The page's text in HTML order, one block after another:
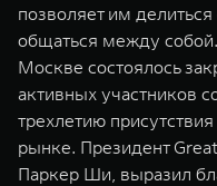
позволяет им
общаться между
Москве состоялось
активных участников
трехлетию
рынке. Президент
Паркер Ши, выразил